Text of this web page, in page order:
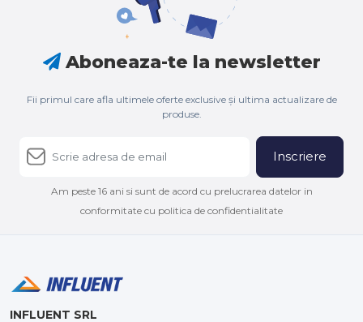
Aboneaza-te la newsletter
Fii primul care afla ultimele oferte exclusive și ultima actualizare de
produse.
Inscriere
Am peste 16 ani si sunt de acord cu prelucrarea datelor in
conformitate cu politica de confidentialitate
INFLUENT SRL